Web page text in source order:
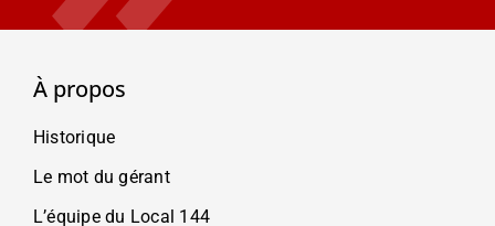
À propos
Historique
Le mot du gérant
L’équipe du Local 144